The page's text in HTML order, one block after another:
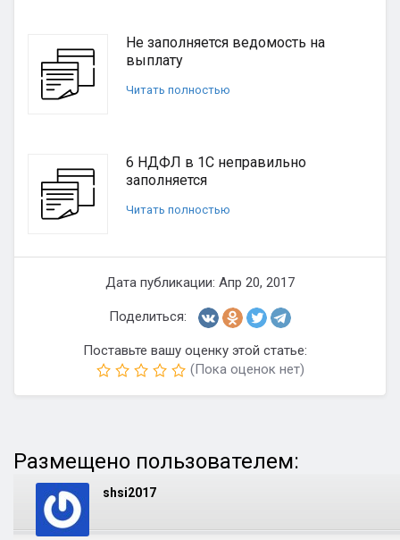
Не заполняется ведомость на
выплату
Читать полностью
6 НДФЛ в 1С неправильно
заполняется
Читать полностью
Дата публикации: Апр 20, 2017
Поделиться:
Поставьте вашу оценку этой статье:
(Пока оценок нет)
Размещено пользователем:
shsi2017